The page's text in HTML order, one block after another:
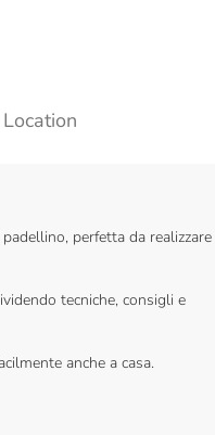
Location
perfetta da realizzare
tecniche, consigli e
anche a casa.